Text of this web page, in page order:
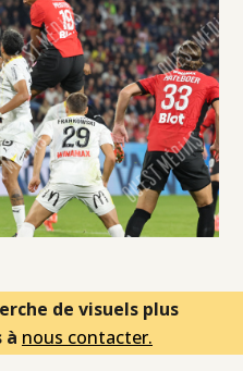
de visuels plus
à nous contacter.